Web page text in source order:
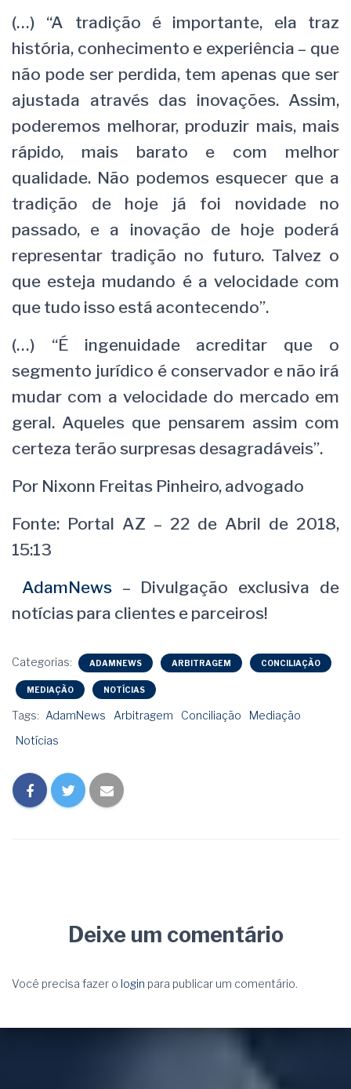
(…) “A tradição é importante, ela traz
história, conhecimento e experiência – que
não pode ser perdida, tem apenas que ser
ajustada através das inovações. Assim,
poderemos melhorar, produzir mais, mais
rápido, mais barato e com melhor
qualidade. Não podemos esquecer que a
tradição de hoje já foi novidade no
passado, e a inovação de hoje poderá
representar tradição no futuro. Talvez o
que esteja mudando é a velocidade com
que tudo isso está acontecendo”.
(…) “É ingenuidade acreditar que o
segmento jurídico é conservador e não irá
mudar com a velocidade do mercado em
geral. Aqueles que pensarem assim com
certeza terão surpresas desagradáveis”.
Por Nixonn Freitas Pinheiro, advogado
Fonte: Portal AZ – 22 de Abril de 2018,
15:13
AdamNews– Divulgação exclusiva de
notícias para clientes e parceiros!
Categorias: ADAMNEWS ARBITRAGEM CONCILIAÇÃO
MEDIAÇÃO NOTÍCIAS
Tags: AdamNews Arbitragem Conciliação
Mediação
Notícias
Deixe um comentário
Você precisa fazer o login para publicar um comentário.